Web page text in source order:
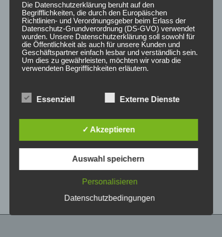
5
19×8,5 ET35 5×120
450,00€ *
19×8,5 ET35 5×112
Double Tinted Black
450,00€ *
Bewertet
von
5
Die Datenschutzerklärung beruht auf den
Begrifflichkeiten, die durch den Europäischen
Richtlinien- und Verordnungsgeber beim Erlass der
Datenschutz-Grundverordnung (DS-GVO) verwendet
wurden. Unsere Datenschutzerklärung soll sowohl für
die Öffentlichkeit als auch für unsere Kunden und
Geschäftspartner einfach lesbar und verständlich sein.
Um dies zu gewährleisten, möchten wir vorab die
verwendeten Begrifflichkeiten erläutern.
Wir verwenden in dieser Datenschutzerklärung
unter anderem die folgenden Begriffe:
Personenbezogene Daten sind alle
identifizierbare natürliche Person (im Folgenden
wird eine natürliche Person angesehen, die
Essenziell Externe Dienste
✓ Akzeptieren
Auswahl speichern
Personalisieren
Datenschutzbedingungen